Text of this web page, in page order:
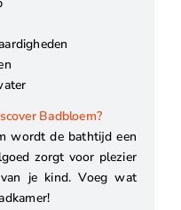
Badbloem?
wordt de bathtijd een
zorgt voor plezier
je kind. Voeg wat